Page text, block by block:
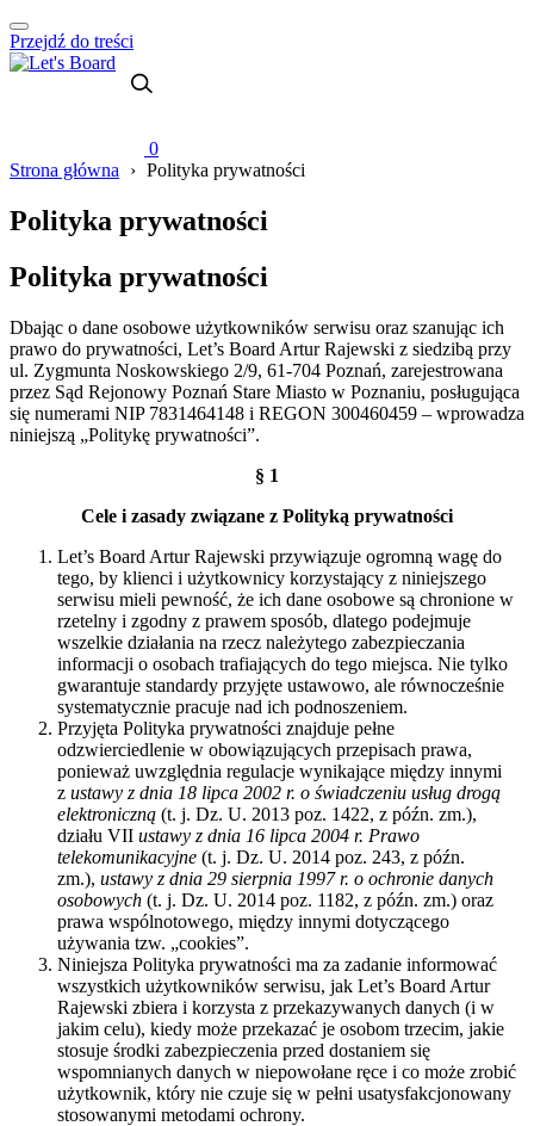
Przejdź do treści
0
Strona główna
› Polityka prywatności
Polityka prywatności
Polityka prywatności
Dbając o dane osobowe użytkowników serwisu oraz szanując ich
prawo do prywatności, Let’s Board Artur Rajewski z siedzibą przy
ul. Zygmunta Noskowskiego 2/9, 61-704 Poznań, zarejestrowana
przez Sąd Rejonowy Poznań Stare Miasto w Poznaniu, posługująca
się numerami NIP 7831464148 i REGON 300460459 – wprowadza
niniejszą „Politykę prywatności”.
§ 1
Cele i zasady związane z Polityką prywatności
Let’s Board Artur Rajewski przywiązuje ogromną wagę do
tego, by klienci i użytkownicy korzystający z niniejszego
serwisu mieli pewność, że ich dane osobowe są chronione w
rzetelny i zgodny z prawem sposób, dlatego podejmuje
wszelkie działania na rzecz należytego zabezpieczania
informacji o osobach trafiających do tego miejsca. Nie tylko
gwarantuje standardy przyjęte ustawowo, ale równocześnie
systematycznie pracuje nad ich podnoszeniem.
Przyjęta Polityka prywatności znajduje pełne
odzwierciedlenie w obowiązujących przepisach prawa,
ponieważ uwzględnia regulacje wynikające między innymi
z ustawy z dnia 18 lipca 2002 r. o świadczeniu usług drogą
elektroniczną (t. j. Dz. U. 2013 poz. 1422, z późn. zm.),
działu VII ustawy z dnia 16 lipca 2004 r. Prawo
telekomunikacyjne (t. j. Dz. U. 2014 poz. 243, z późn.
zm.), ustawy z dnia 29 sierpnia 1997 r. o ochronie danych
osobowych (t. j. Dz. U. 2014 poz. 1182, z późn. zm.) oraz
prawa wspólnotowego, między innymi dotyczącego
używania tzw. „cookies”.
Niniejsza Polityka prywatności ma za zadanie informować
wszystkich użytkowników serwisu, jak Let’s Board Artur
Rajewski zbiera i korzysta z przekazywanych danych (i w
jakim celu), kiedy może przekazać je osobom trzecim, jakie
stosuje środki zabezpieczenia przed dostaniem się
wspomnianych danych w niepowołane ręce i co może zrobić
użytkownik, który nie czuje się w pełni usatysfakcjonowany
stosowanymi metodami ochrony.